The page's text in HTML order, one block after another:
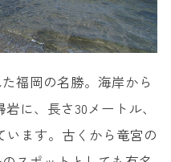
福岡の名勝。海岸から
に、長さ30メートル、
います。古くから竜宮の